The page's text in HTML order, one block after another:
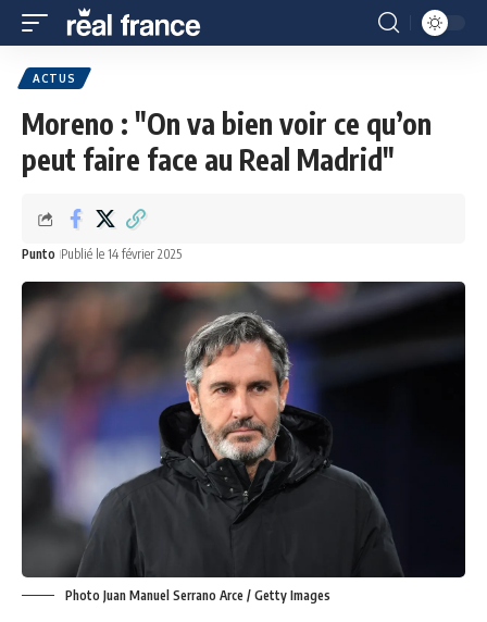
ACTUS
Moreno : "On va bien voir ce qu’on
peut faire face au Real Madrid"
Punto Publié le 14 février 2025
Photo Juan Manuel Serrano Arce / Getty Images